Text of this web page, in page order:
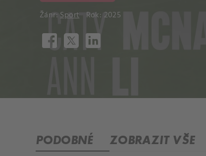
Žánr:Sport Rok: 2025
PODOBNÉ ZOBRAZIT VŠE